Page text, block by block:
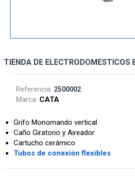
TIENDA DE ELECTRODOMESTICOS
Referencia: 2500002
Marca: CATA
Grifo Monomando vertical
Caño Giratorio y Aireador
Cartucho cerámico
Tubos de conexión flexibles